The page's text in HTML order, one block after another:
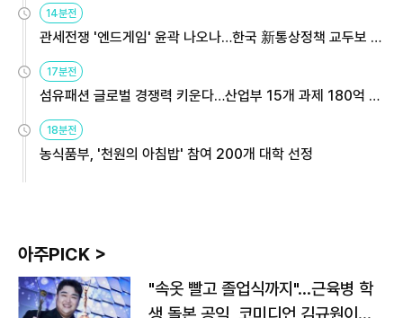
14분전
관세전쟁 '엔드게임' 윤곽 나오나…한국 新통상정책 교두보 활
17분전
섬유패션 글로벌 경쟁력 키운다…산업부 15개 과제 180억 지
18분전
농식품부, '천원의 아침밥' 참여 200개 대학 선정
아주PICK >
"속옷 빨고 졸업식까지"…근육병 학
생 돌본 공익, 코미디언 김규원이었